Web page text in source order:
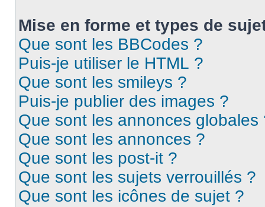
Mise en forme et types de
Que sont les BBCodes ?
Puis-je utiliser le HTML ?
Que sont les smileys ?
Puis-je publier des images ?
Que sont les annonces globales
Que sont les annonces ?
Que sont les post-it ?
Que sont les sujets verrouillés ?
Que sont les icônes de sujet ?